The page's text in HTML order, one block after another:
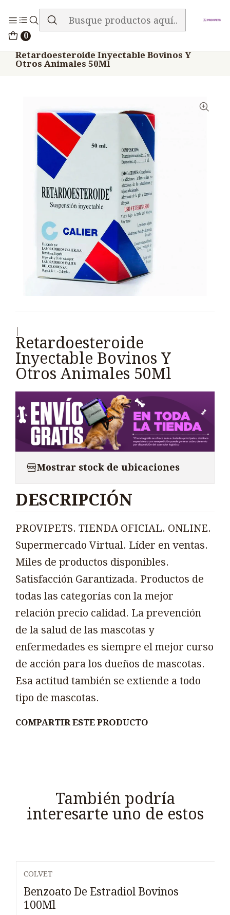
0
ENVIO GRATIS EN TODA LA TIENDA
Inicio
Retardoesteroide Inyectable Bovinos Y
Otros Animales 50Ml
Retardoesteroide
Inyectable Bovinos Y
Otros Animales 50Ml
Mostrar stock de ubicaciones
DESCRIPCIÓN
PROVIPETS. TIENDA OFICIAL. ONLINE.
Supermercado Virtual. Líder en ventas.
Miles de productos disponibles.
Satisfacción Garantizada. Productos de
todas las categorías con la mejor
relación precio calidad. La prevención
de la salud de las mascotas y
enfermedades es siempre el mejor curso
de acción para los dueños de mascotas.
Esa actitud también se extiende a todo
tipo de mascotas.
COMPARTIR ESTE PRODUCTO
También podría
interesarte uno de estos
COLVET
Benzoato De Estradiol Bovinos
100Ml